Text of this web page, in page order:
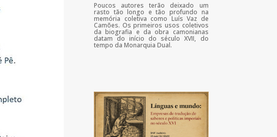
Poucos autores terão deixado um
rasto tão longo e tão profundo na
memória coletiva como Luís Vaz de
Camões. Os primeiros usos coletivos
da biografia e da obra camonianas
datam do início do século XVII, do
tempo da Monarquia Dual.